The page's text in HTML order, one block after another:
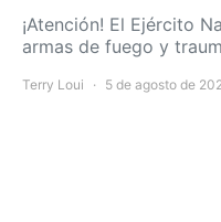
¡Atención! El Ejército
armas de fuego y
Terry Loui 5 de agosto de